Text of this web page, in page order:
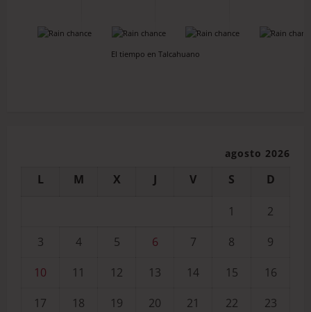
- - - -
El tiempo en Talcahuano
agosto 2026
L M X J V S D
1
2
3
4 5 6 7 8
9
10
11 12 13 14 15
16
17
18 19 20 21 22
23